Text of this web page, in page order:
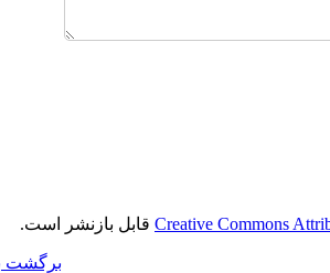
Creative Commons قابل بازنشر است.
برگشت